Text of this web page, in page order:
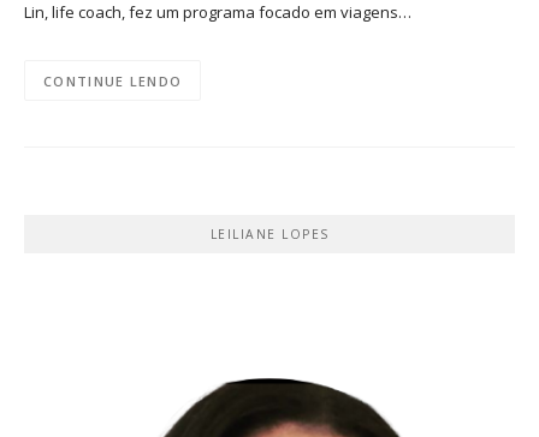
Lin, life coach, fez um programa focado em viagens…
CONTINUE LENDO
LEILIANE LOPES